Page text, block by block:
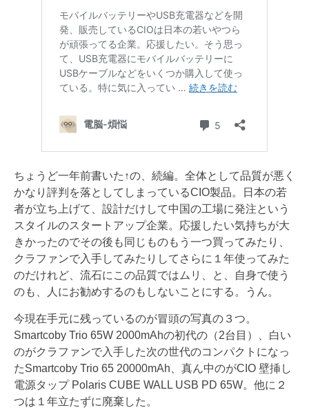
ちょうど一年前書いた↑の、続編。全体として品質が悪く
かなり評判を落としてしまっているCIO製品。日本の若
者が立ち上げて、設計だけして中国の工場に発注という
スタイルのスタートアップ企業。応援したい気持ちが大
きかったのでその後も同じものもう一つ買ってみたり、
クラファンで入手してみたりしてさらに１年使ってみた
のだけれど、流石にこの品質ではムリ、と、自身で使う
のも、人にお勧めするのもしないことにする。うん。
今現在手元に残っているのが冒頭の写真の３つ。
Smartcoby Trio 65W 2000mAhの初代の（2台目）、白い
のがクラファンで入手した次の世代のコンパクトになっ
たSmartcoby Trio 65 20000mAh、真ん中のがCIO 壁挿し
電源タップ Polaris CUBE WALL USB PD 65W。他に２
つは１年立たずに廃棄した。